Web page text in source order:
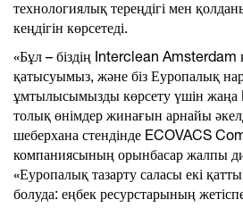
технологиялық тереңдігі мен
кеңдігін көрсетеді.
«Бұл – біздің Interclean Amsterdam
қатысуымыз, және біз Еуропалық
ұмтылысымызды көрсету үшін жаңа
толық өнімдер жинағын арнайы
шеберхана стендінде ECOVACS
компаниясының орынбасар жалпы
«Еуропалық тазарту саласы екі
болуда: еңбек ресурстарының